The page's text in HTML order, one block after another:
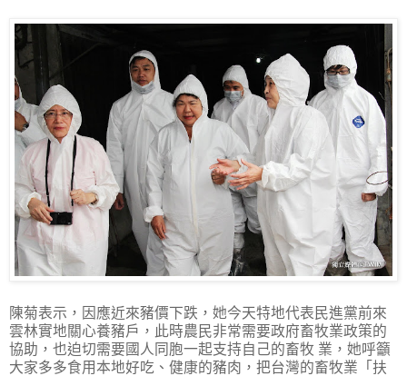
陳菊表示，因應近來豬價下跌，她今天特地代表民進黨前來
雲林實地關心養豬戶，此時農民非常需要政府畜牧業政策的
協助，也迫切需要國人同胞一起支持自己的畜牧 業，她呼籲
大家多多食用本地好吃、健康的豬肉，把台灣的畜牧業「扶